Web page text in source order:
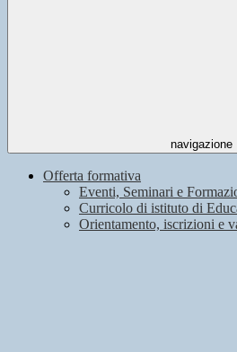
navigazione
Offerta formativa
Eventi, Seminari e
Curricolo di istituto di
Orientamento, iscrizioni e